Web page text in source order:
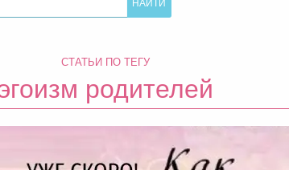
СТАТЬИ ПО ТЕГУ
родителей